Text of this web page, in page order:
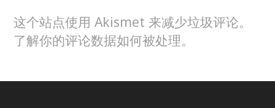
这个站点使用 Akismet 来减少垃圾评论。
了解你的评论数据如何被处理。